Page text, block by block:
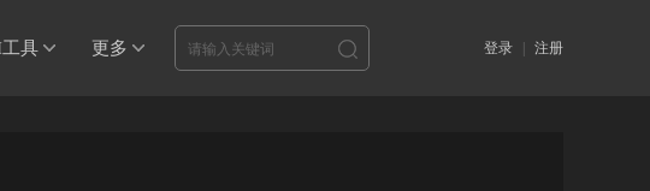
具 更多 登录 注册